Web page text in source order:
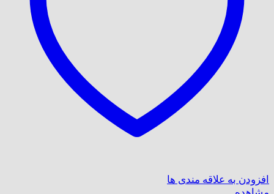
افزودن به علاقه مندی ها